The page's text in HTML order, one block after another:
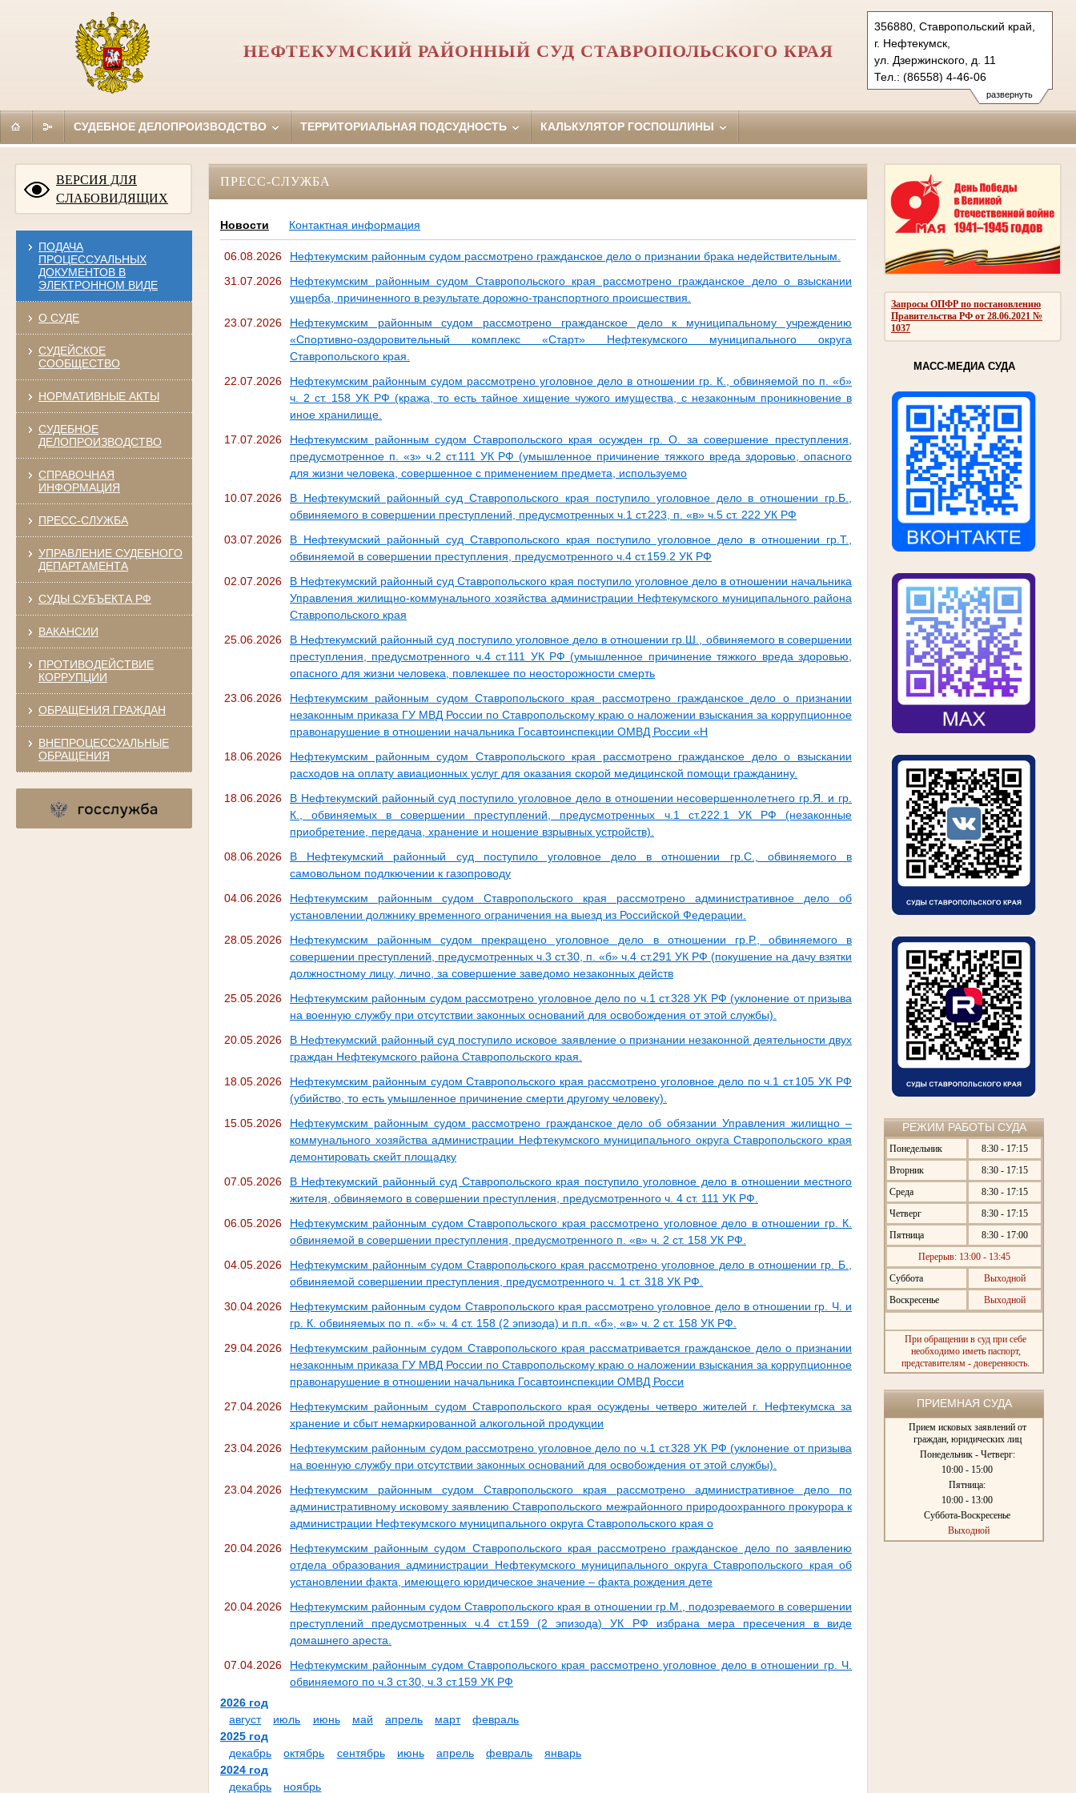
развернуть
356880, Ставропольский край,
г. Нефтекумск,
ул. Дзержинского, д. 11
Тел.: (86558) 4-46-06
neftekumsky.stv@sudrf.ru
НЕФТЕКУМСКИЙ РАЙОННЫЙ СУД СТАВРОПОЛЬСКОГО КРАЯ
СУДЕБНОЕ ДЕЛОПРОИЗВОДСТВО ТЕРРИТОРИАЛЬНАЯ ПОДСУДНОСТЬ КАЛЬКУЛЯТОР ГОСПОШЛИНЫ
ВЕРСИЯ ДЛЯ
СЛАБОВИДЯЩИХ
ПОДАЧА
ПРОЦЕССУАЛЬНЫХ
ДОКУМЕНТОВ В
ЭЛЕКТРОННОМ ВИДЕ
О СУДЕ
СУДЕЙСКОЕ
СООБЩЕСТВО
НОРМАТИВНЫЕ АКТЫ
СУДЕБНОЕ
ДЕЛОПРОИЗВОДСТВО
СПРАВОЧНАЯ
ИНФОРМАЦИЯ
ПРЕСС-СЛУЖБА
УПРАВЛЕНИЕ СУДЕБНОГО
ДЕПАРТАМЕНТА
СУДЫ СУБЪЕКТА РФ
ВАКАНСИИ
ПРОТИВОДЕЙСТВИЕ
КОРРУПЦИИ
ОБРАЩЕНИЯ ГРАЖДАН
ВНЕПРОЦЕССУАЛЬНЫЕ
ОБРАЩЕНИЯ
Запросы ОПФР по постановлению
Правительства РФ от 28.06.2021 №
1037
МАСС-МЕДИА СУДА
РЕЖИМ РАБОТЫ СУДА
Понедельник
8:30 - 17:15
Вторник
8:30 - 17:15
Среда
8:30 - 17:15
Четверг
8:30 - 17:15
Пятница
8:30 - 17:00
Перерыв: 13:00 - 13:45
Суббота
Выходной
Воскресенье
Выходной
При обращении в суд при себе
необходимо иметь паспорт,
представителям - доверенность.
ПРИЕМНАЯ СУДА
Прием исковых заявлений от
граждан, юридических лиц
Понедельник - Четверг:
10:00 - 15:00
Пятница:
10:00 - 13:00
Суббота-Воскресенье
Выходной
ПРЕСС-СЛУЖБА
Новости Контактная информация
06.08.2026
Нефтекумским районным судом рассмотрено гражданское дело о признании брака недействительным.
31.07.2026
Нефтекумским районным судом Ставропольского края рассмотрено гражданское дело о взыскании
ущерба, причиненного в результате дорожно-транспортного происшествия.
23.07.2026
Нефтекумским районным судом рассмотрено гражданское дело к муниципальному учреждению
«Спортивно-оздоровительный комплекс «Старт» Нефтекумского муниципального округа
Ставропольского края.
22.07.2026
Нефтекумским районным судом рассмотрено уголовное дело в отношении гр. К., обвиняемой по п. «б»
ч. 2 ст. 158 УК РФ (кража, то есть тайное хищение чужого имущества, с незаконным проникновение в
иное хранилище.
17.07.2026
Нефтекумским районным судом Ставропольского края осужден гр. О. за совершение преступления,
предусмотренное п. «з» ч.2 ст.111 УК РФ (умышленное причинение тяжкого вреда здоровью, опасного
для жизни человека, совершенное с применением предмета, используемо
10.07.2026
В Нефтекумский районный суд Ставропольского края поступило уголовное дело в отношении гр.Б.,
обвиняемого в совершении преступлений, предусмотренных ч.1 ст.223, п. «в» ч.5 ст. 222 УК РФ
03.07.2026
В Нефтекумский районный суд Ставропольского края поступило уголовное дело в отношении гр.Т.,
обвиняемой в совершении преступления, предусмотренного ч.4 ст.159.2 УК РФ
02.07.2026
В Нефтекумский районный суд Ставропольского края поступило уголовное дело в отношении начальника
Управления жилищно-коммунального хозяйства администрации Нефтекумского муниципального района
Ставропольского края
25.06.2026
В Нефтекумский районный суд поступило уголовное дело в отношении гр.Ш., обвиняемого в совершении
преступления, предусмотренного ч.4 ст.111 УК РФ (умышленное причинение тяжкого вреда здоровью,
опасного для жизни человека, повлекшее по неосторожности смерть
23.06.2026
Нефтекумским районным судом Ставропольского края рассмотрено гражданское дело о признании
незаконным приказа ГУ МВД России по Ставропольскому краю о наложении взыскания за коррупционное
правонарушение в отношении начальника Госавтоинспекции ОМВД России «Н
18.06.2026
Нефтекумским районным судом Ставропольского края рассмотрено гражданское дело о взыскании
расходов на оплату авиационных услуг для оказания скорой медицинской помощи гражданину.
18.06.2026
В Нефтекумский районный суд поступило уголовное дело в отношении несовершеннолетнего гр.Я. и гр.
К., обвиняемых в совершении преступлений, предусмотренных ч.1 ст.222.1 УК РФ (незаконные
приобретение, передача, хранение и ношение взрывных устройств).
08.06.2026
В Нефтекумский районный суд поступило уголовное дело в отношении гр.С., обвиняемого в
самовольном подлкючении к газопроводу
04.06.2026
Нефтекумским районным судом Ставропольского края рассмотрено административное дело об
установлении должнику временного ограничения на выезд из Российской Федерации.
28.05.2026
Нефтекумским районным судом прекращено уголовное дело в отношении гр.Р., обвиняемого в
совершении преступлений, предусмотренных ч.3 ст.30, п. «б» ч.4 ст.291 УК РФ (покушение на дачу взятки
должностному лицу, лично, за совершение заведомо незаконных действ
25.05.2026
Нефтекумским районным судом рассмотрено уголовное дело по ч.1 ст.328 УК РФ (уклонение от призыва
на военную службу при отсутствии законных оснований для освобождения от этой службы).
20.05.2026
В Нефтекумский районный суд поступило исковое заявление о признании незаконной деятельности двух
граждан Нефтекумского района Ставропольского края.
18.05.2026
Нефтекумским районным судом Ставропольского края рассмотрено уголовное дело по ч.1 ст.105 УК РФ
(убийство, то есть умышленное причинение смерти другому человеку).
15.05.2026
Нефтекумским районным судом рассмотрено гражданское дело об обязании Управления жилищно –
коммунального хозяйства администрации Нефтекумского муниципального округа Ставропольского края
демонтировать скейт площадку
07.05.2026
В Нефтекумский районный суд Ставропольского края поступило уголовное дело в отношении местного
жителя, обвиняемого в совершении преступления, предусмотренного ч. 4 ст. 111 УК РФ.
06.05.2026
Нефтекумским районным судом Ставропольского края рассмотрено уголовное дело в отношении гр. К.
обвиняемой в совершении преступления, предусмотренного п. «в» ч. 2 ст. 158 УК РФ.
04.05.2026
Нефтекумским районным судом Ставропольского края рассмотрено уголовное дело в отношении гр. Б.,
обвиняемой совершении преступления, предусмотренного ч. 1 ст. 318 УК РФ.
30.04.2026
Нефтекумским районным судом Ставропольского края рассмотрено уголовное дело в отношении гр. Ч. и
гр. К. обвиняемых по п. «б» ч. 4 ст. 158 (2 эпизода) и п.п. «б», «в» ч. 2 ст. 158 УК РФ.
29.04.2026
Нефтекумским районным судом Ставропольского края рассматривается гражданское дело о признании
незаконным приказа ГУ МВД России по Ставропольскому краю о наложении взыскания за коррупционное
правонарушение в отношении начальника Госавтоинспекции ОМВД Росси
27.04.2026
Нефтекумским районным судом Ставропольского края осуждены четверо жителей г. Нефтекумска за
хранение и сбыт немаркированной алкогольной продукции
23.04.2026
Нефтекумским районным судом рассмотрено уголовное дело по ч.1 ст.328 УК РФ (уклонение от призыва
на военную службу при отсутствии законных оснований для освобождения от этой службы).
23.04.2026
Нефтекумским районным судом Ставропольского края рассмотрено административное дело по
административному исковому заявлению Ставропольского межрайонного природоохранного прокурора к
администрации Нефтекумского муниципального округа Ставропольского края о
20.04.2026
Нефтекумским районным судом Ставропольского края рассмотрено гражданское дело по заявлению
отдела образования администрации Нефтекумского муниципального округа Ставропольского края об
установлении факта, имеющего юридическое значение – факта рождения дете
20.04.2026
Нефтекумским районным судом Ставропольского края в отношении гр.М., подозреваемого в совершении
преступлений предусмотренных ч.4 ст.159 (2 эпизода) УК РФ избрана мера пресечения в виде
домашнего ареста.
07.04.2026
Нефтекумским районным судом Ставропольского края рассмотрено уголовное дело в отношении гр. Ч.
обвиняемого по ч.3 ст.30, ч.3 ст.159 УК РФ
2026 год
август
июль июнь май апрель март
февраль
2025 год
декабрь
октябрь сентябрь июнь апрель февраль
январь
2024 год
декабрь
ноябрь